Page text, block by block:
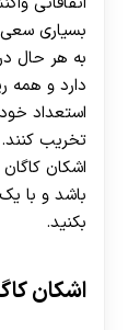
بسیاری
به هر حال
دارد و همه
استعداد
تخریب
اشکان
باشد و با
بکنید.
اشکان